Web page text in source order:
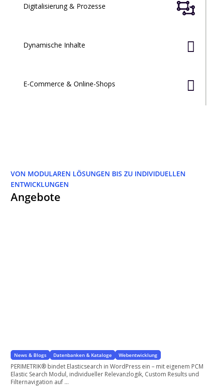

Digitalisierung & Prozesse

Dynamische Inhalte

E-Commerce & Online-Shops
VON MODULAREN LÖSUNGEN BIS ZU INDIVIDUELLEN
ENTWICKLUNGEN
Angebote
News & Blogs Datenbanken & Kataloge Webentwicklung
PERIMETRIK® bindet Elasticsearch in WordPress ein – mit eigenem PCM
Elastic Search Modul, individueller Relevanzlogik, Custom Results und
Filternavigation auf ...